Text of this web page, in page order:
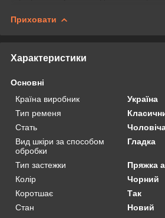
Приховати
Характеристики
Основні
Країна виробник
Україна
Тип ременя
Стать
Вид шкіри за способом
обробки
Гладка
Тип застежки
Пряжка
Колір
Чорний
Коротшає
Так
Стан
Новий